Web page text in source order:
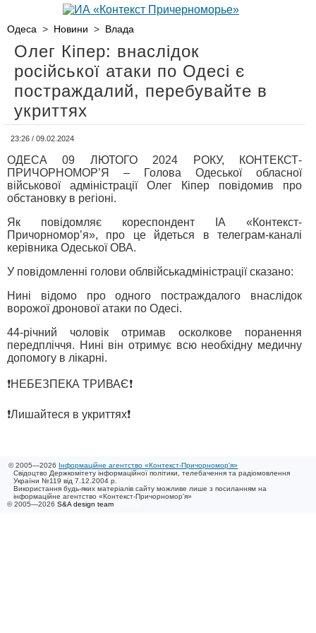
Одеса > Новини > Влада
Олег Кіпер: внаслідок
російської атаки по Одесі є
постраждалий, перебувайте в
укриттях
23:26 / 09.02.2024
ОДЕСА 09 ЛЮТОГО 2024 РОКУ, КОНТЕКСТ-
ПРИЧОРНОМОР’Я – Голова Одеської обласної
військової адміністрації Олег Кіпер повідомив про
обстановку в регіоні.
Як повідомляє кореспондент ІА «Контекст-
Причорномор’я», про це йдеться в телеграм-каналі
керівника Одеської ОВА.
У повідомленні голови облвійськадміністрації сказано:
Нині відомо про одного постраждалого внаслідок
ворожої дронової атаки по Одесі.
44-річний чоловік отримав осколкове поранення
передпліччя. Нині він отримує всю необхідну медичну
допомогу в лікарні.
❗️НЕБЕЗПЕКА ТРИВАЄ❗️
❗️Лишайтеся в укриттях❗️
© 2005—2026 Інформаційне агентство «Контекст-Причорномор'я»
Свідоцтво Держкомітету інформаційної політики, телебачення та радіомовлення
України №119 від 7.12.2004 р.
Використання будь-яких матеріалів сайту можливе лише з посиланням на
інформаційне агентство «Контекст-Причорномор'я»
© 2005—2026 S&A design team